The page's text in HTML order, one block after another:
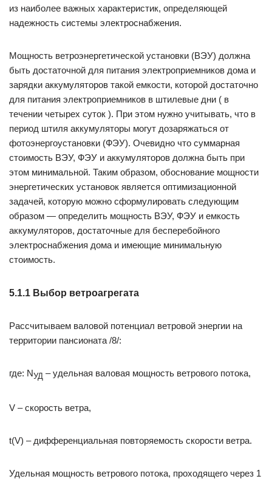
из наиболее важных характеристик, определяющей
надежность системы электроснабжения.
Мощность ветроэнергетической установки (ВЭУ) должна
быть достаточной для питания электроприемников дома и
зарядки аккумуляторов такой емкости, которой достаточно
для питания электроприемников в штилевые дни ( в
течении четырех суток ). При этом нужно учитывать, что в
период штиля аккумуляторы могут дозаряжаться от
фотоэнергоустановки (ФЭУ). Очевидно что суммарная
стоимость ВЭУ, ФЭУ и аккумуляторов должна быть при
этом минимальной. Таким образом, обоснование мощности
энергетических установок является оптимизационной
задачей, которую можно сформулировать следующим
образом — определить мощность ВЭУ, ФЭУ и емкость
аккумуляторов, достаточные для бесперебойного
электроснабжения дома и имеющие минимальную
стоимость.
5.1.1 Выбор ветроагрегата
Рассчитываем валовой потенциал ветровой энергии на
территории пансионата /8/:
где: NУД – удельная валовая мощность ветрового потока,
V – скорость ветра,
t(V) – дифференциальная повторяемость скорости ветра.
Удельная мощность ветрового потока, проходящего через 1